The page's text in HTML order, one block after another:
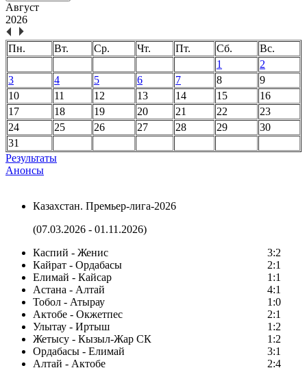
Август
2026
Пн. Вт. Ср. Чт. Пт. Сб.
Вс.
1
2
3
4 5 6 7 8
9
10
11 12 13 14 15
16
17
18 19 20 21 22
23
24
25 26 27 28 29
30
31
Результаты
Анонсы
Казахстан. Премьер-лига-2026
(07.03.2026 - 01.11.2026)
Каспий - Женис
3:2
Кайрат - Ордабасы
2:1
Елимай - Кайсар
1:1
Астана - Алтай
4:1
Тобол - Атырау
1:0
Актобе - Окжетпес
2:1
Улытау - Иртыш
1:2
Жетысу - Кызыл-Жар СК
1:2
Ордабасы - Елимай
3:1
Алтай - Актобе
2:4